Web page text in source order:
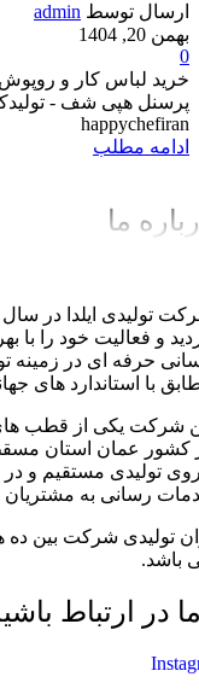
ارسال توسط admin
بهمن 20, 1404
0
خرید لباس کار و
پرسنل هپی شف -
happychefiran
ادامه مطلب
ما
و فعالیت خود را با
حرفه ای در زمینه
با استاندارد های
شرکت یکی از قطب های
رسانی به مشتریان
تولیدی شرکت بین ده
باشد.
در ارتباط